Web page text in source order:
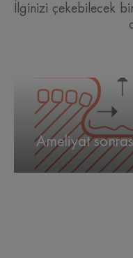
İlginizi çekebilecek
sonrası
yara
iziniz
Ameliyat